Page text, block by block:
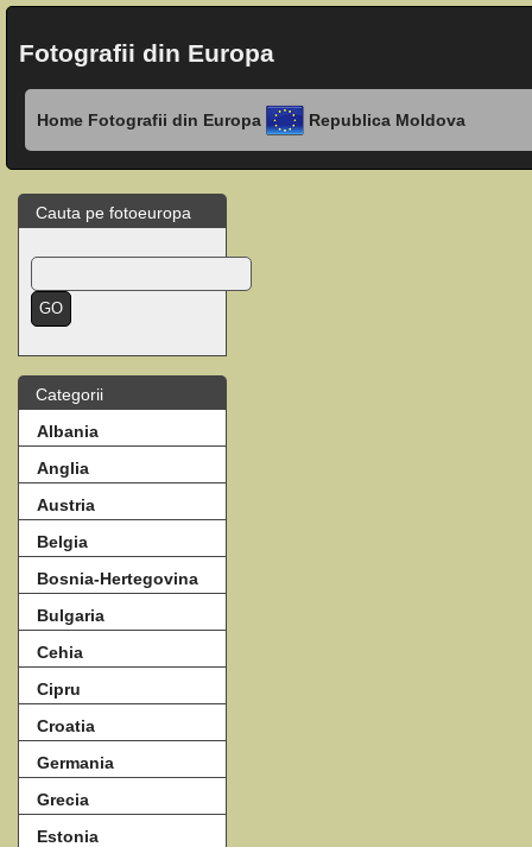
Fotografii din Europa
Home Fotografii din Europa Republica Moldova
Cauta pe fotoeuropa
Categorii
Albania
Anglia
Austria
Belgia
Bosnia-Hertegovina
Bulgaria
Cehia
Cipru
Croatia
Germania
Grecia
Estonia